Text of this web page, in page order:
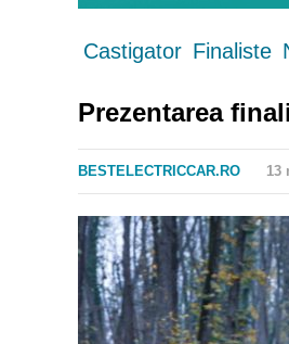
Castigator Finaliste
Prezentarea
BESTELECTRICCAR.RO 13